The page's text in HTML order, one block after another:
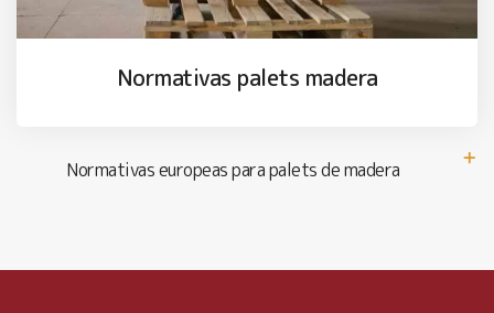
Normativas palets madera
Normativas europeas para palets de madera